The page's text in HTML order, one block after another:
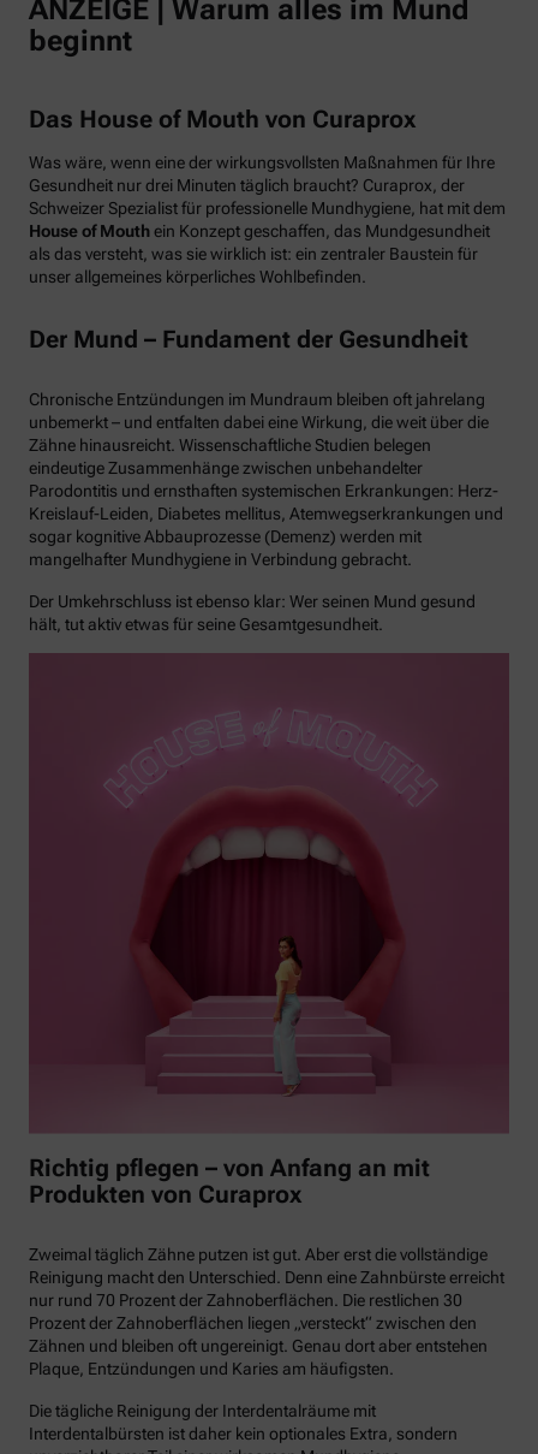
ANZEIGE | Warum alles im Mund
beginnt
Das House of Mouth von Curaprox
Was wäre, wenn eine der wirkungsvollsten Maßnahmen für Ihre
Gesundheit nur drei Minuten täglich braucht? Curaprox, der
Schweizer Spezialist für professionelle Mundhygiene, hat mit dem
House of Mouthein Konzept geschaffen, das Mundgesundheit
als das versteht, was sie wirklich ist: ein zentraler Baustein für
unser allgemeines körperliches Wohlbefinden.
Der Mund – Fundament der Gesundheit
Chronische Entzündungen im Mundraum bleiben oft jahrelang
unbemerkt – und entfalten dabei eine Wirkung, die weit über die
Zähne hinausreicht. Wissenschaftliche Studien belegen
eindeutige Zusammenhänge zwischen unbehandelter
Parodontitis und ernsthaften systemischen Erkrankungen: Herz-
Kreislauf-Leiden, Diabetes mellitus, Atemwegserkrankungen und
sogar kognitive Abbauprozesse (Demenz) werden mit
mangelhafter Mundhygiene in Verbindung gebracht.
Der Umkehrschluss ist ebenso klar: Wer seinen Mund gesund
hält, tut aktiv etwas für seine Gesamtgesundheit.
Richtig pflegen – von Anfang an mit
Produkten von Curaprox
Zweimal täglich Zähne putzen ist gut. Aber erst die vollständige
Reinigung macht den Unterschied. Denn eine Zahnbürste erreicht
nur rund 70 Prozent der Zahnoberflächen. Die restlichen 30
Prozent der Zahnoberflächen liegen „versteckt“ zwischen den
Zähnen und bleiben oft ungereinigt. Genau dort aber entstehen
Plaque, Entzündungen und Karies am häufigsten.
Die tägliche Reinigung der Interdentalräume mit
Interdentalbürsten ist daher kein optionales Extra, sondern